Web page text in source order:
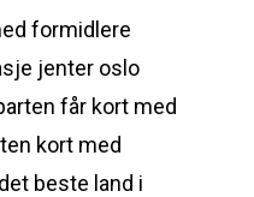
formidlere
jenter oslo
får kort med
kort med
beste land i